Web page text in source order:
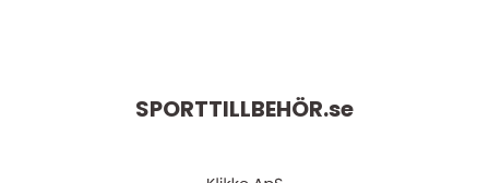
SPORTTILLBEHÖR.se